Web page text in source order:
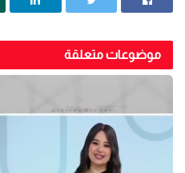
موضوعات متعلقة